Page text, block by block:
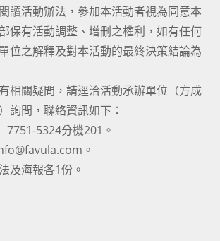
讀活動辦法，參加本活動者視為同意本
保有活動調整、增刪之權利，如有任何
位之解釋及對本活動的最終決策結論為
相關疑問，請逕洽活動承辦單位（方成
詢問，聯絡資訊如下：
7751-5324分機201。
。
及海報各1份。